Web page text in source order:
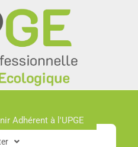
Adhérent à l'UPGE​